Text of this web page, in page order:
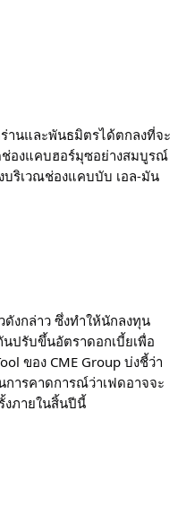
านและพันธมิตรได้ตกลงที่จะ
องแคบฮอร์มุซอย่างสมบูรณ์
บริเวณช่องแคบบับ เอล-มัน
งกล่าว ซึ่งทำให้นักลงทุน
นปรับขึ้นอัตราดอกเบี้ยเพื่อ
ของ CME Group บ่งชี้ว่า
ารคาดการณ์ว่าเฟดอาจจะ
งภายในสิ้นปีนี้